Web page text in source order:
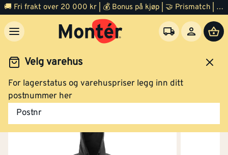
🚚 Fri frakt over 20 000 kr | 💰 Bonus på kjøp | 🤝 Prismatch | ⭐ 100% fornøyd garanti | 🏪 140 byggevarehus
Velg varehus
For lagerstatus og varehuspriser legg inn ditt
postnummer her
Postnr
og verneutstyr
Hettejakke dame rød L